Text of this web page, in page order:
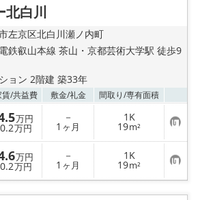
！
集！
白川
左京区北白川瀬ノ内町
鉄叡山本線 茶山・京都芸術大学駅 徒歩9
ョン 2階建 築33年
賃/共益費 敷金/礼金 間取り/専有面積
万円
0.2万円
－
1 ヶ月
1K
19m² お
気
に
入
り
登
録
万円
0.2万円
－
1 ヶ月
1K
19m² お
気
に
入